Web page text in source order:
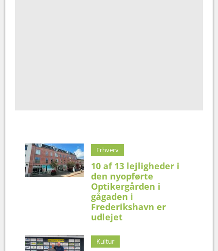
Erhverv
10 af 13 lejligheder i
den nyopførte
Optikergården i
gågaden i
Frederikshavn er
udlejet
Kultur